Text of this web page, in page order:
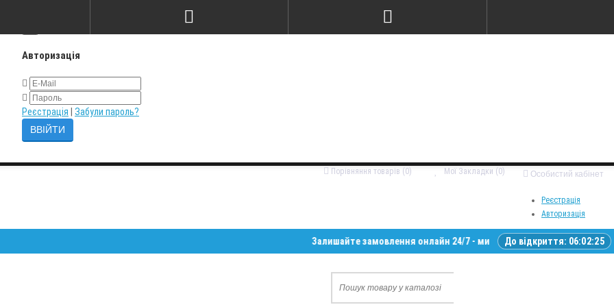
Авторизація
Реєстрація Забули пароль?
Особистий кабінет
Реєстрація
Авторизація
Мої Закладки (0)
Порівняння товарів (0)
Залишайте замовлення онлайн 24/7 - ми зв’яжемося з вами у робочий час
До відкриття: 06:02:24